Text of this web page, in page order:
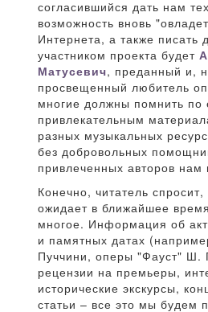
согласившийся дать нам
возможность вновь
Интернета, а также писать
участником проекта будет
Матусевич, преданный и,
просвещенный любитель
многие должны помнить по
привлекательным
разных музыкальных
без добровольных
привлеченных авторов нам
Конечно, читатель спросит,
ожидает в ближайшее
многое. Информация об
и памятных датах
Пуччини, оперы "Фауст" Ш.
рецензии на премьеры,
исторические экскурсы,
статьи – все это мы будем